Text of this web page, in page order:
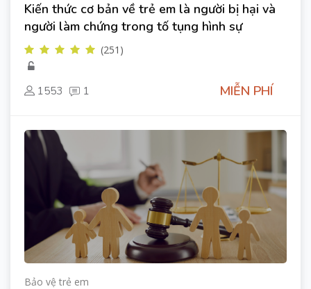
Kiến thức cơ bản về trẻ em là người bị hại và
người làm chứng trong tố tụng hình sự
(251)
1553 1 MIỄN PHÍ
Bảo vệ trẻ em